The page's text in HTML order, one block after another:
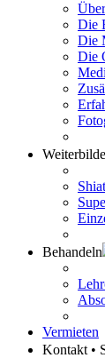
Die
Die
Die
Behandeln
Vermieten
Kontakt •